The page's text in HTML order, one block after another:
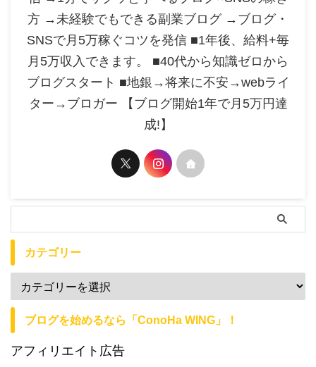
方 →未経験でもできる副業ブログ →ブログ・
SNSで月5万稼ぐコツを発信 ■1年後、給料+毎
月5万収入できます。 ■40代から知識ゼロから
ブログスタート ■地銀→将来に不安→webライ
ター→ブロガー 【ブログ開始1年で月5万円達
成!】
カテゴリー
ブログを始めるなら「ConoHa WING」！
アフィリエイト広告